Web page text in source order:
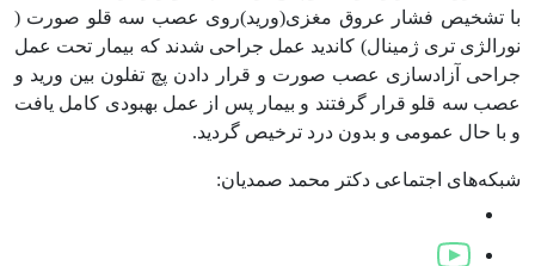
با تشخیص فشار عروق مغزی(ورید)روی عصب سه قلو صورت (
نورالژی تری ژمینال) کاندید عمل جراحی شدند که بیمار تحت عمل
جراحی آزادسازی عصب صورت و قرار دادن پچ تفلون بین ورید و
عصب سه قلو قرار گرفتند و بیمار پس از عمل بهبودی کامل یافت
و با حال عمومی و بدون درد ترخیص گردید.
شبکه‌های اجتماعی دکتر محمد صمدیان: